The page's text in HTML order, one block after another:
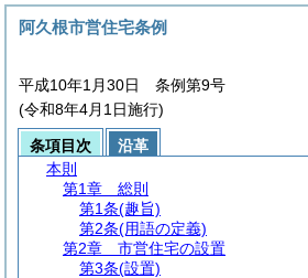
阿久根市営住宅条例
平成10年1月30日 条例第9号
(令和8年4月1日施行)
条項目次
沿革
本則
第1章
総則
第1条(趣旨)
第2条(用語の定義)
第2章
市営住宅の設置
第3条(設置)